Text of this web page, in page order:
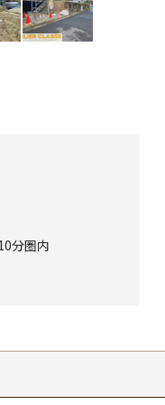
分圏内